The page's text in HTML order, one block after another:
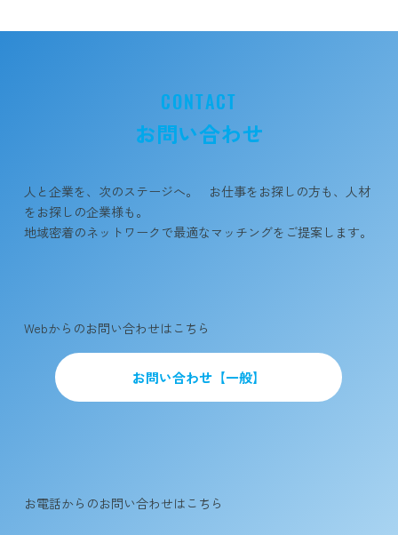
CONTACT
お問い合わせ
人と企業を、次のステージへ。 お仕事をお探しの方も、人材
をお探しの企業様も。
地域密着のネットワークで最適なマッチングをご提案します。
​Webからのお問い合わせはこちら
お問い合わせ【一般】
​お電話からのお問い合わせはこちら